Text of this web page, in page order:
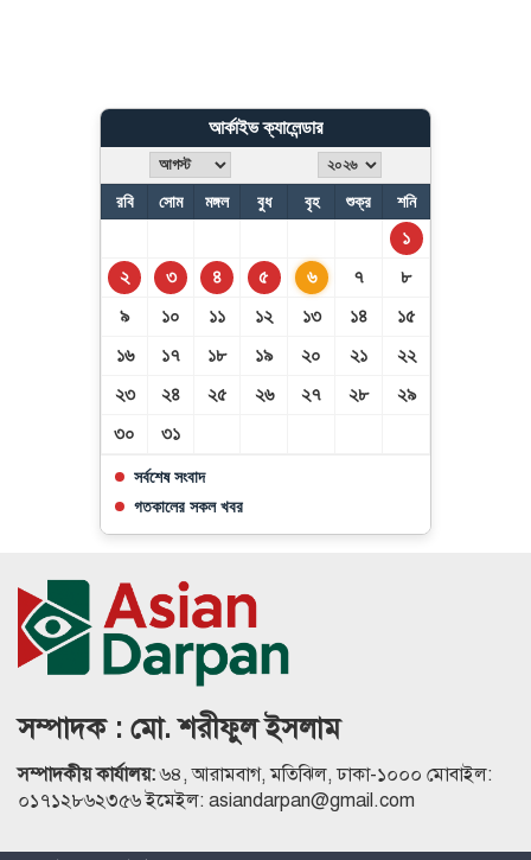
আর্কাইভ ক্যালেন্ডার
রবি সোম মঙ্গল বুধ বৃহ শুক্র শনি
১
২
৩ ৪ ৫ ৬ ৭
৮
৯
১০ ১১ ১২ ১৩ ১৪
১৫
১৬
১৭ ১৮ ১৯ ২০ ২১
২২
২৩
২৪ ২৫ ২৬ ২৭ ২৮
২৯
৩০
৩১
সর্বশেষ সংবাদ
গতকালের সকল খবর
সম্পাদক : মো. শরীফুল ইসলাম
সম্পাদকীয় কার্যালয়:৬৪, আরামবাগ, মতিঝিল, ঢাকা-১০০০ মোবাইল:
০১৭১২৮৬২৩৫৬ ইমেইল: asiandarpan@gmail.com